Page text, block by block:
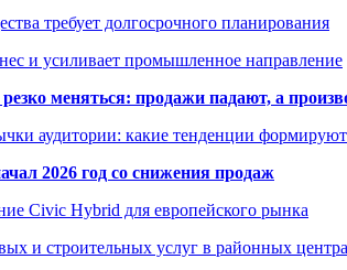
требует долгосрочного планирования
и усиливает промышленное направление
меняться: продажи падают, а
аудитории: какие тенденции
2026 год со снижения продаж
Civic Hybrid для европейского рынка
и строительных услуг в районных